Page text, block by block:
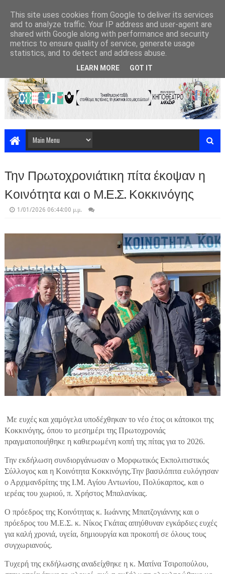
Την Πρωτοχρονιάτικη πίτα έκοψαν η
Κοινότητα και ο Μ.Ε.Σ. Κοκκινόγης
1/01/2026 06:44:00 μ.μ.
Με ευχές και χαμόγελα υποδέχθηκαν το νέο έτος οι κάτοικοι της
Κοκκινόγης, όπου το μεσημέρι της Πρωτοχρονιάς
πραγματοποιήθηκε η καθιερωμένη κοπή της πίτας για το 2026.
Την εκδήλωση συνδιοργάνωσαν ο Μορφωτικός Εκπολιτιστικός
Σύλλογος και η Κοινότητα Κοκκινόγης.Την βασιλόπιτα ευλόγησαν
ο Αρχιμανδρίτης της Ι.Μ. Αγίου Αντωνίου, Πολύκαρπος, και ο
ιερέας του χωριού, π. Χρήστος Μπαλανίκας.
Ο πρόεδρος της Κοινότητας κ. Ιωάννης Μπατζογιάννης και ο
πρόεδρος του Μ.Ε.Σ. κ. Νίκος Γκάτας απηύθυναν εγκάρδιες ευχές
για καλή χρονιά, υγεία, δημιουργία και προκοπή σε όλους τους
συγχωριανούς.
Τυχερή της εκδήλωσης αναδείχθηκε η κ. Ματίνα Τσιροπούλου,
This site uses cookies from Google to deliver its services
and to analyze traffic. Your IP address and user-agent are
shared with Google along with performance and security
metrics to ensure quality of service, generate usage
statistics, and to detect and address abuse.
LEARN MORE GOT IT